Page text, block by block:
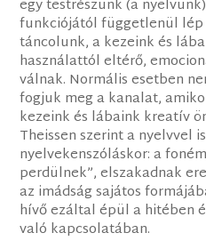
egy testrészünk (a
funkciójától függetlenül lép
táncolunk, a kezeink és
használattól eltérő,
válnak. Normális esetben
fogjuk meg a kanalat,
kezeink és lábaink kreatív
Theissen szerint a nyelvvel
nyelvekenszóláskor: a
perdülnek”, elszakadnak
az imádság sajátos
hívő ezáltal épül a hitében
való kapcsolatában.